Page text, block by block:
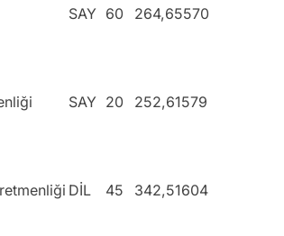
SAY 60 264,65570
SAY 20 252,61579
DİL 45 342,51604